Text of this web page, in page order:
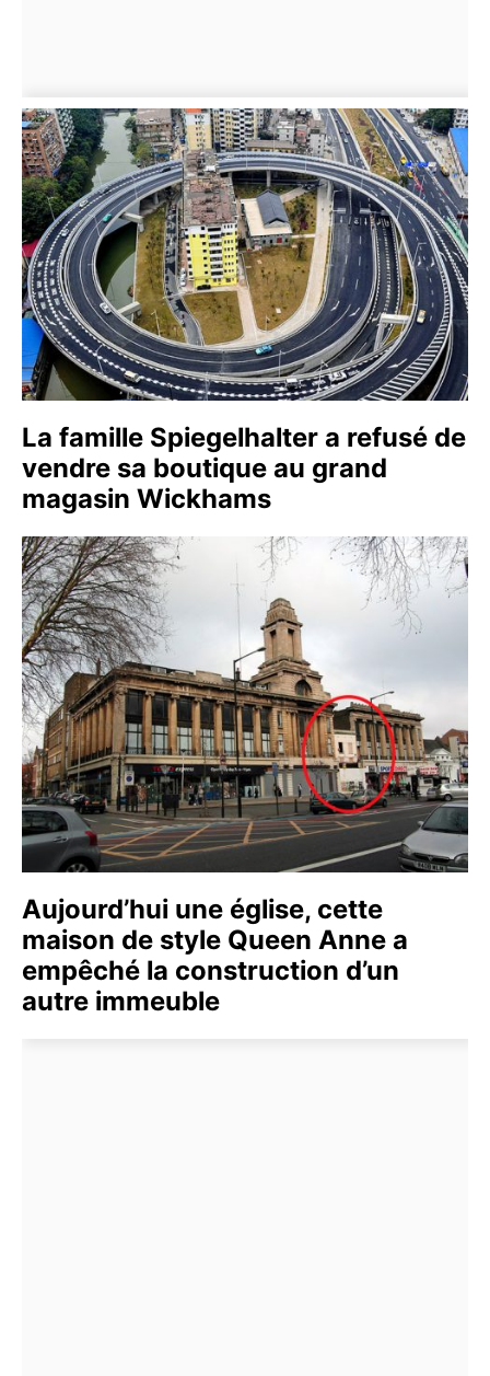
La famille Spiegelhalter a refusé de
vendre sa boutique au grand
magasin Wickhams
Aujourd’hui une église, cette
maison de style Queen Anne a
empêché la construction d’un
autre immeuble